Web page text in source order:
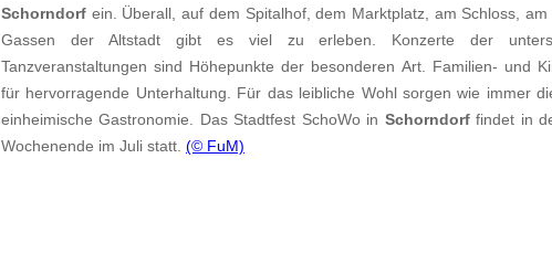
Schorndorf ein. Überall, auf dem Spitalhof, dem Marktplatz, am Schloss,
Gassen der Altstadt gibt es viel zu erleben. Konzerte der
Tanzveranstaltungen sind Höhepunkte der besonderen Art. Familien- und
für hervorragende Unterhaltung. Für das leibliche Wohl sorgen wie immer
einheimische Gastronomie. Das Stadtfest SchoWo in Schorndorffindet in
Wochenende im Juli statt. (© FuM)